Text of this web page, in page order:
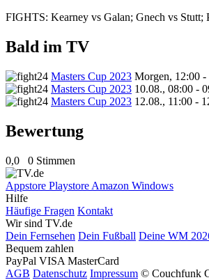
FIGHTS: Kearney vs Galan; Gnech vs Stutt;
Bald im TV
Masters Cup 2023 Morgen, 12:00
Masters Cup 2023 10.08., 08:00 -
Masters Cup 2023 12.08., 11:00 -
Bewertung
0,0 0 Stimmen
Appstore Playstore Amazon Windows
Hilfe
Häufige Fragen Kontakt
Wir sind TV.de
Dein Fernsehen Dein Fußball Deine WM
Bequem zahlen
PayPal VISA MasterCard
AGB Datenschutz Impressum © Couchfunk